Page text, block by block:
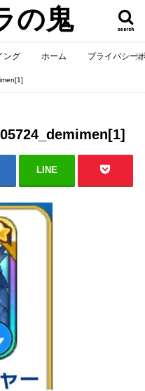
の鬼 search
ング ホーム プライバシー
LINE